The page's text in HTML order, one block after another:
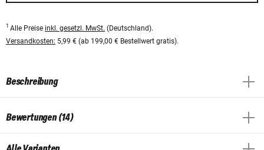
1 Alle Preise inkl. gesetzl. MwSt. (Deutschland).
Versandkosten: 5,99 € (ab 199,00 € Bestellwert gratis).
Beschreibung
Bewertungen (14)